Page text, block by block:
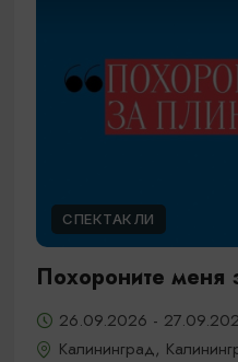
СПЕКТАКЛИ
Похороните меня
26.09.2026 -
Калининград,